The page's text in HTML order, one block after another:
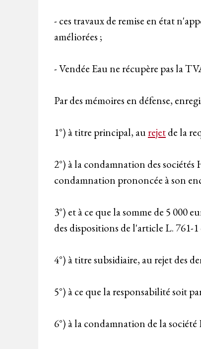
- ces travaux de remise en état
améliorées ;
- Vendée Eau ne récupère pas la
Par des mémoires en défense,
1°) à titre principal, aurejetde la
2°) à la condamnation des
condamnation prononcée à son
3°) et à ce que la somme de 5 000
des dispositions de l'article L. 761-
4°) à titre subsidiaire, au rejet des
5°) à ce que la responsabilité soit
6°) à la condamnation de la